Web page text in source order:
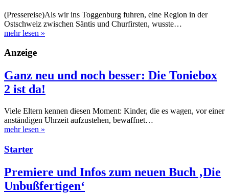
(Pressereise)Als wir ins Toggenburg fuhren, eine Region in der
Ostschweiz zwischen Säntis und Churfirsten, wusste…
mehr lesen »
Anzeige
Ganz neu und noch besser: Die Toniebox
2 ist da!
Viele Eltern kennen diesen Moment: Kinder, die es wagen, vor einer
anständigen Uhrzeit aufzustehen, bewaffnet…
mehr lesen »
Starter
Premiere und Infos zum neuen Buch ‚Die
Unbußfertigen‘